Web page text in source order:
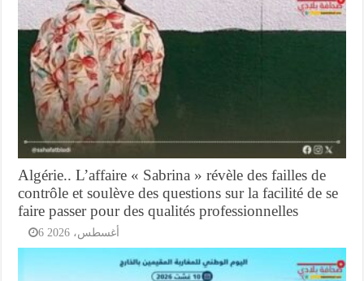
Algérie.. L’affaire « Sabrina » révèle des failles de
contrôle et soulève des questions sur la facilité de se
faire passer pour des qualités professionnelles
6 أغسطس، 2026